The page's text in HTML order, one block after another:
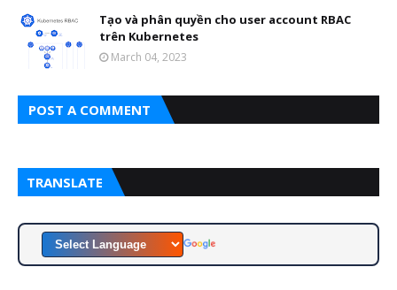
Tạo và phân quyền cho user account RBAC
trên Kubernetes
March 04, 2023
POST A COMMENT
TRANSLATE